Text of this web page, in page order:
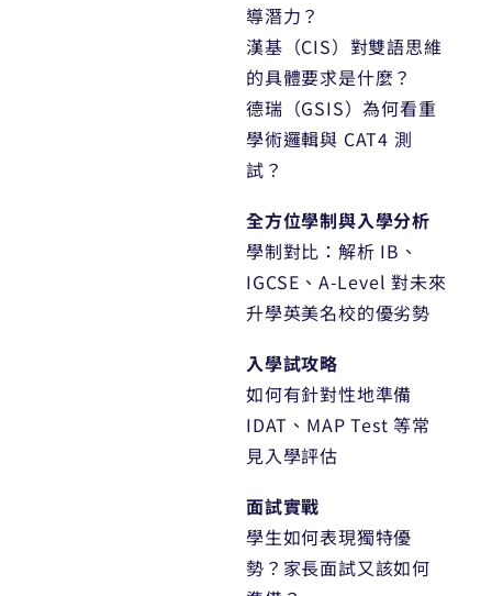
導潛力？
漢基（CIS）對雙語思維
的具體要求是什麼？
德瑞（GSIS）為何看重
學術邏輯與 CAT4 測
試？
全方位學制與入學分析
學制對比：解析 IB、
IGCSE、A-Level 對未來
升學英美名校的優劣勢
入學試攻略
如何有針對性地準備
IDAT、MAP Test 等常
見入學評估
面試實戰
學生如何表現獨特優
勢？家長面試又該如何